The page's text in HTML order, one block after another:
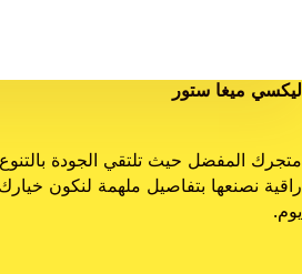
ليكسي ميغا ستور
متجرك المفضل حيث تلتقي الجودة
راقية نصنعها بتفاصيل ملهمة لنكون
يوم.